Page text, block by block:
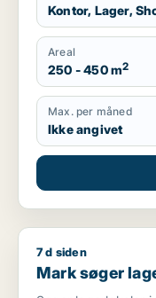
Kontor, Lager,
Areal
250 - 450 m2
Max. per måned
Ikke angivet
Mark søger lager til
7 d siden
Mark søger